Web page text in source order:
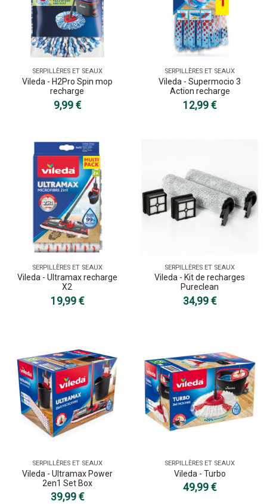
SERPILLÈRES ET SEAUX
Vileda - H2Pro Spin mop
recharge
9,99 €
SERPILLÈRES ET SEAUX
Vileda - Supermocio 3
Action recharge
12,99 €
SERPILLÈRES ET SEAUX
Vileda - Ultramax recharge
X2
19,99 €
SERPILLÈRES ET SEAUX
Vileda - Kit de recharges
Pureclean
34,99 €
SERPILLÈRES ET SEAUX
Vileda - Ultramax Power
2en1 Set Box
39,99 €
SERPILLÈRES ET SEAUX
Vileda - Turbo
49,99 €